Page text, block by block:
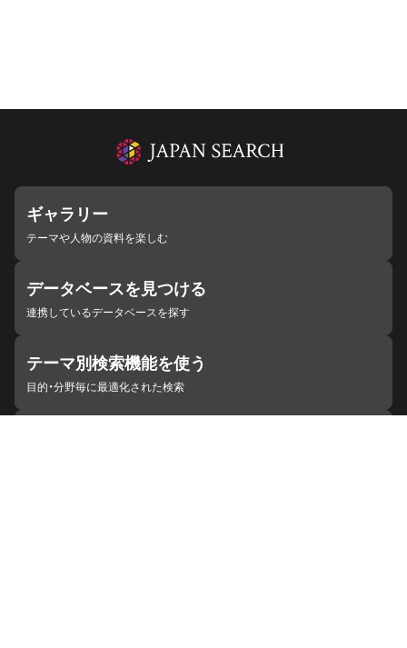
ギャラリー
テーマや人物の資料を楽しむ
データベースを見つける
連携しているデータベースを探す
テーマ別検索機能を使う
目的・分野毎に最適化された検索